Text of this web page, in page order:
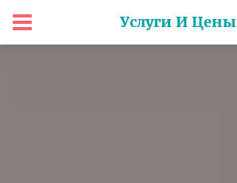
Услуги И Цены